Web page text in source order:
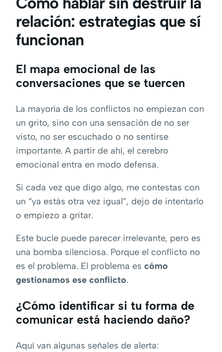
relación: estrategias que sí
funcionan
El mapa emocional de las
conversaciones que se tuercen
La mayoría de los conflictos no empiezan con
un grito, sino con una sensación de no ser
visto, no ser escuchado o no sentirse
importante. A partir de ahí, el cerebro
emocional entra en modo defensa.
Si cada vez que digo algo, me contestas con
un “ya estás otra vez igual”, dejo de intentarlo
o empiezo a gritar.
Este bucle puede parecer irrelevante, pero es
una bomba silenciosa. Porque el conflicto no
es el problema. El problema es cómo
gestionamos ese conflicto.
¿Cómo identificar si tu forma de
comunicar está haciendo daño?
Aquí van algunas señales de alerta: